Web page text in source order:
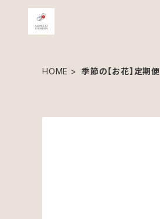
HOME 季節の【お花】定期便